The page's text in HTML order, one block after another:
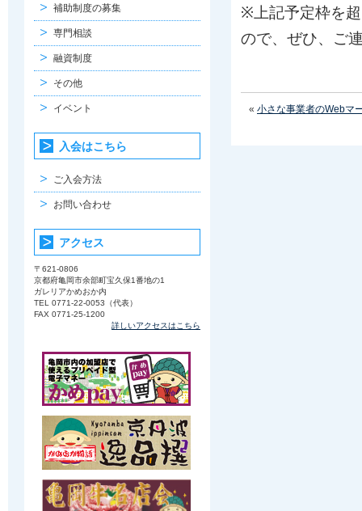
※上記予定枠を
ので、ぜひ、ご
« 小さな事業者のWebマ
補助制度の募集
専門相談
融資制度
その他
イベント
入会はこちら
ご入会方法
お問い合わせ
アクセス
〒621-0806
京都府亀岡市余部町宝久保1番地の1
ガレリアかめおか内
TEL 0771-22-0053（代表）
FAX 0771-25-1200
詳しいアクセスはこちら